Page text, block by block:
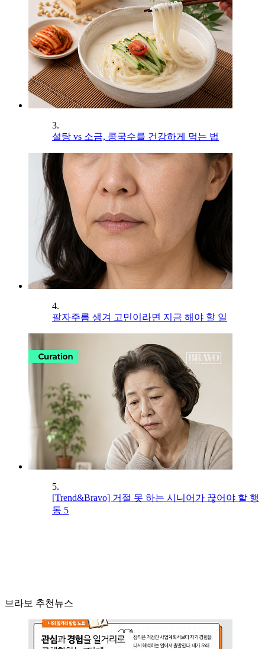
3.
설탕 vs 소금, 콩국수를 건강하게 먹는 법
4.
팔자주름 생겨 고민이라면 지금 해야 할 일
5.
[Trend&Bravo] 거절 못 하는 시니어가 끊어야 할 행
동 5
브라보 추천뉴스